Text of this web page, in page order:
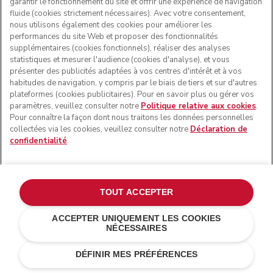
Économies de
coûts € 42,25
fluide (cookies strictement nécessaires). Avec votre consentement,
nous utilisons également des cookies pour améliorer les
performances du site Web et proposer des fonctionnalités
supplémentaires (cookies fonctionnels), réaliser des analyses
statistiques et mesurer l'audience (cookies d'analyse), et vous
présenter des publicités adaptées à vos centres d'intérêt et à vos
habitudes de navigation, y compris par le biais de tiers et sur d'autres
plateformes (cookies publicitaires). Pour en savoir plus ou gérer vos
paramètres, veuillez consulter notre Politique relative aux cookies.
Pour connaître la façon dont nous traitons les données personnelles
collectées via les cookies, veuillez consulter notre Déclaration de
confidentialité.
DÉFINIR MES PRÉFÉRENCES
ACCEPTER UNIQUEMENT LES COOKIES
NÉCESSAIRES
TOUT ACCEPTER